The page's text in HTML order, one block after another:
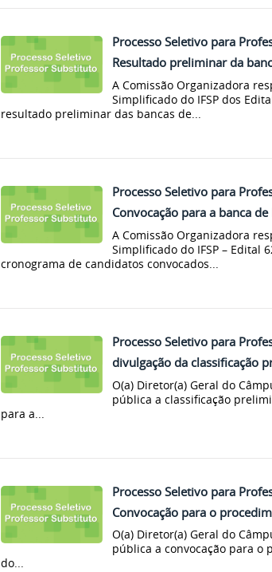
Processo Seletivo para
Resultado preliminar da
A Comissão Organizadora
Simplificado do IFSP dos
resultado preliminar das bancas de...
Processo Seletivo para
Convocação para a banca
A Comissão Organizadora
Simplificado do IFSP – Edital
cronograma de candidatos convocados...
Processo Seletivo para
divulgação da classificação
O(a) Diretor(a) Geral do
pública a classificação
para a...
Processo Seletivo para
Convocação para o
O(a) Diretor(a) Geral do
pública a convocação para
do...